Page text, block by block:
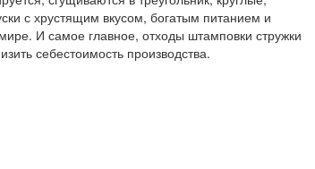
с хрустящим вкусом, богатым питанием и
И самое главное, отходы штамповки стружки
себестоимость производства.